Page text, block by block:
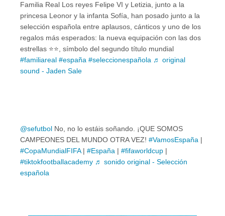
Familia Real Los reyes Felipe VI y Letizia, junto a la
princesa Leonor y la infanta Sofía, han posado junto a la
selección española entre aplausos, cánticos y uno de los
regalos más esperados: la nueva equipación con las dos
estrellas ⭐️⭐️, símbolo del segundo título mundial
#familiareal #españa #seleccionespañola ♬ original
sound - Jaden Sale
@sefutbol No, no lo estáis soñando. ¡QUE SOMOS
CAMPEONES DEL MUNDO OTRA VEZ! #VamosEspaña |
#CopaMundialFIFA| #España | #fifaworldcup |
#tiktokfootballacademy ♬ sonido original - Selección
española